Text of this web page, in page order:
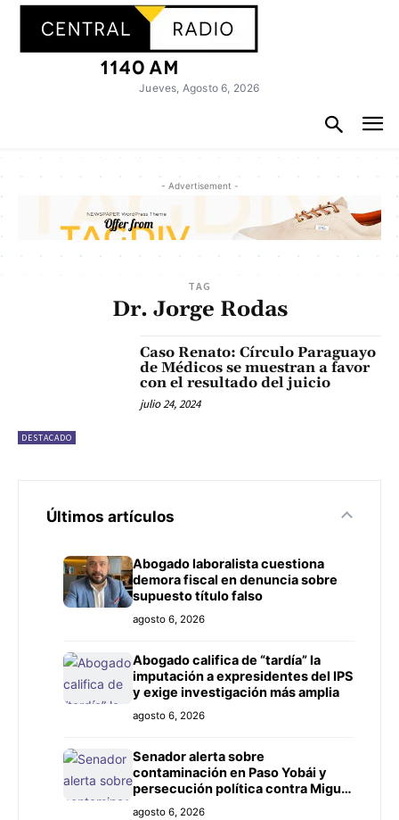
Jueves, Agosto 6, 2026
- Advertisement -
TAG
Dr. Jorge Rodas
DESTACADO
Caso Renato: Círculo Paraguayo
de Médicos se muestran a favor
con el resultado del juicio
julio 24, 2024
Últimos artículos
Abogado laboralista cuestiona
demora fiscal en denuncia sobre
supuesto título falso
agosto 6, 2026
Abogado califica de “tardía” la
imputación a expresidentes del IPS
y exige investigación más amplia
agosto 6, 2026
Senador alerta sobre
contaminación en Paso Yobái y
persecución política contra Miguel
Prieto
agosto 6, 2026